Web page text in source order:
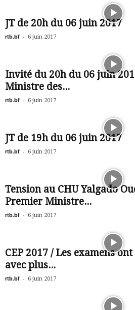
JT de 20h du 06 juin 2017
rtb.bf - 6 juin 2017
Invité du 20h du 06 juin
Ministre des...
rtb.bf - 6 juin 2017
JT de 19h du 06 juin 2017
rtb.bf - 6 juin 2017
Tension au CHU Yalgado
Premier Ministre...
rtb.bf - 6 juin 2017
CEP 2017 / Les examens
avec plus...
rtb.bf - 6 juin 2017